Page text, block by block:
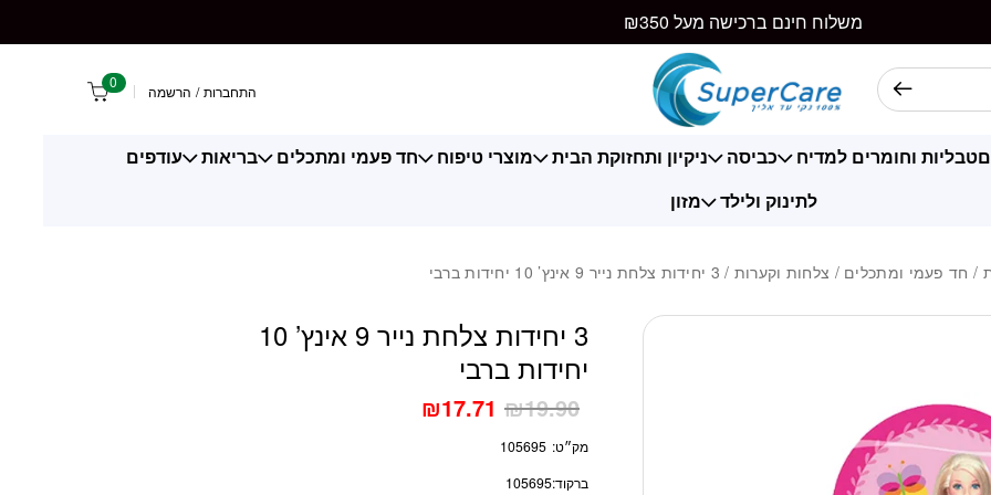
משלוח חינם ברכישה מעל ₪350
התחברות / הרשמה 0
טבליות וחומרים למדיח כביסה ניקיון ותחזוקת הבית מוצרי טיפוח חד פעמי ומתכלים בריאות
עודפים
לתינוק ולילד
מזון
/ חד פעמי ומתכלים / צלחות וקערות / 3 יחידות צלחת נייר 9 אינץ’ 10 יחידות ברבי
3 יחידות צלחת נייר 9 אינץ’ 10
יחידות ברבי
₪19.90
₪17.71
מק״ט: 105695
ברקוד:105695